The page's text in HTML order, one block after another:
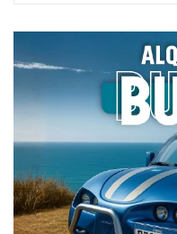
personas,
explorar el acuario
Lagoa Azul y visitar
igualmente